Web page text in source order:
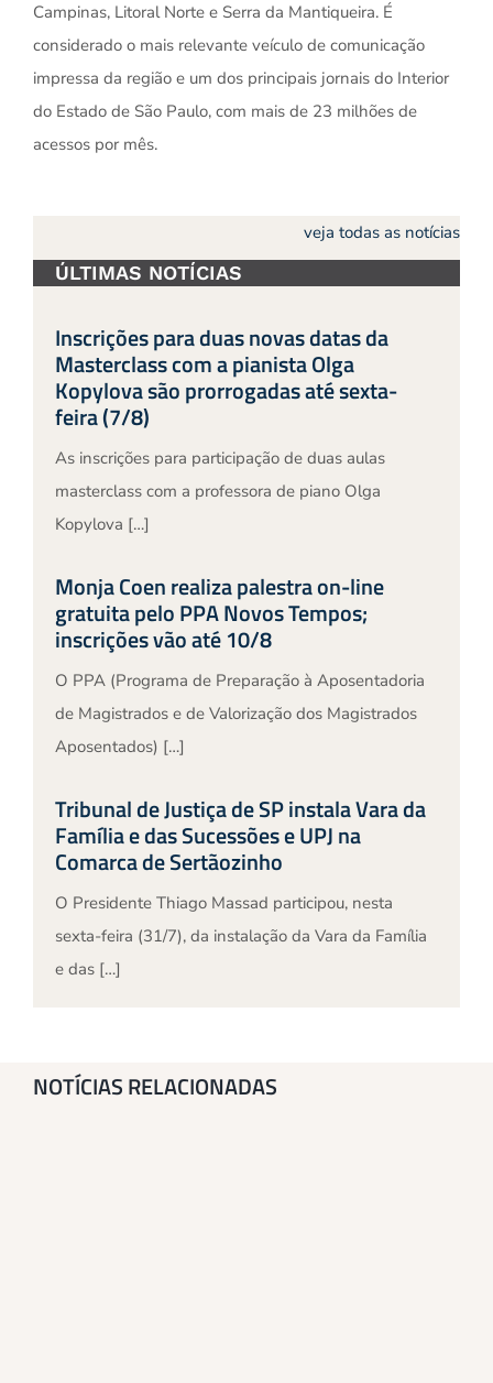
Campinas, Litoral Norte e Serra da Mantiqueira. É
considerado o mais relevante veículo de comunicação
impressa da região e um dos principais jornais do Interior
do Estado de São Paulo, com mais de 23 milhões de
acessos por mês.
veja todas as notícias
ÚLTIMAS NOTÍCIAS
Inscrições para duas novas datas da
Masterclass com a pianista Olga
Kopylova são prorrogadas até sexta-
feira (7/8)
As inscrições para participação de duas aulas
masterclass com a professora de piano Olga
Kopylova […]
Monja Coen realiza palestra on-line
gratuita pelo PPA Novos Tempos;
inscrições vão até 10/8
O PPA (Programa de Preparação à Aposentadoria
de Magistrados e de Valorização dos Magistrados
Aposentados) […]
Tribunal de Justiça de SP instala Vara da
Família e das Sucessões e UPJ na
Comarca de Sertãozinho
O Presidente Thiago Massad participou, nesta
sexta-feira (31/7), da instalação da Vara da Família
e das […]
NOTÍCIAS RELACIONADAS